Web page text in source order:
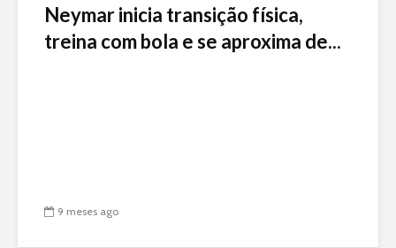
Neymar inicia transição física,
treina com bola e se aproxima de...
9 meses ago